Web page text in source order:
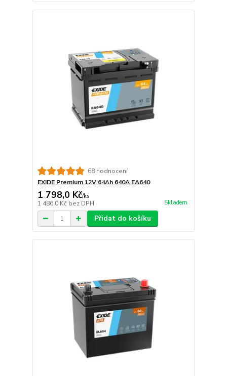
68 hodnocení
EXIDE Premium 12V 64Ah 640A EA640
1 798,0 Kč/ks
1 486,0 Kč bez DPH Skladem
Přidat do košíku